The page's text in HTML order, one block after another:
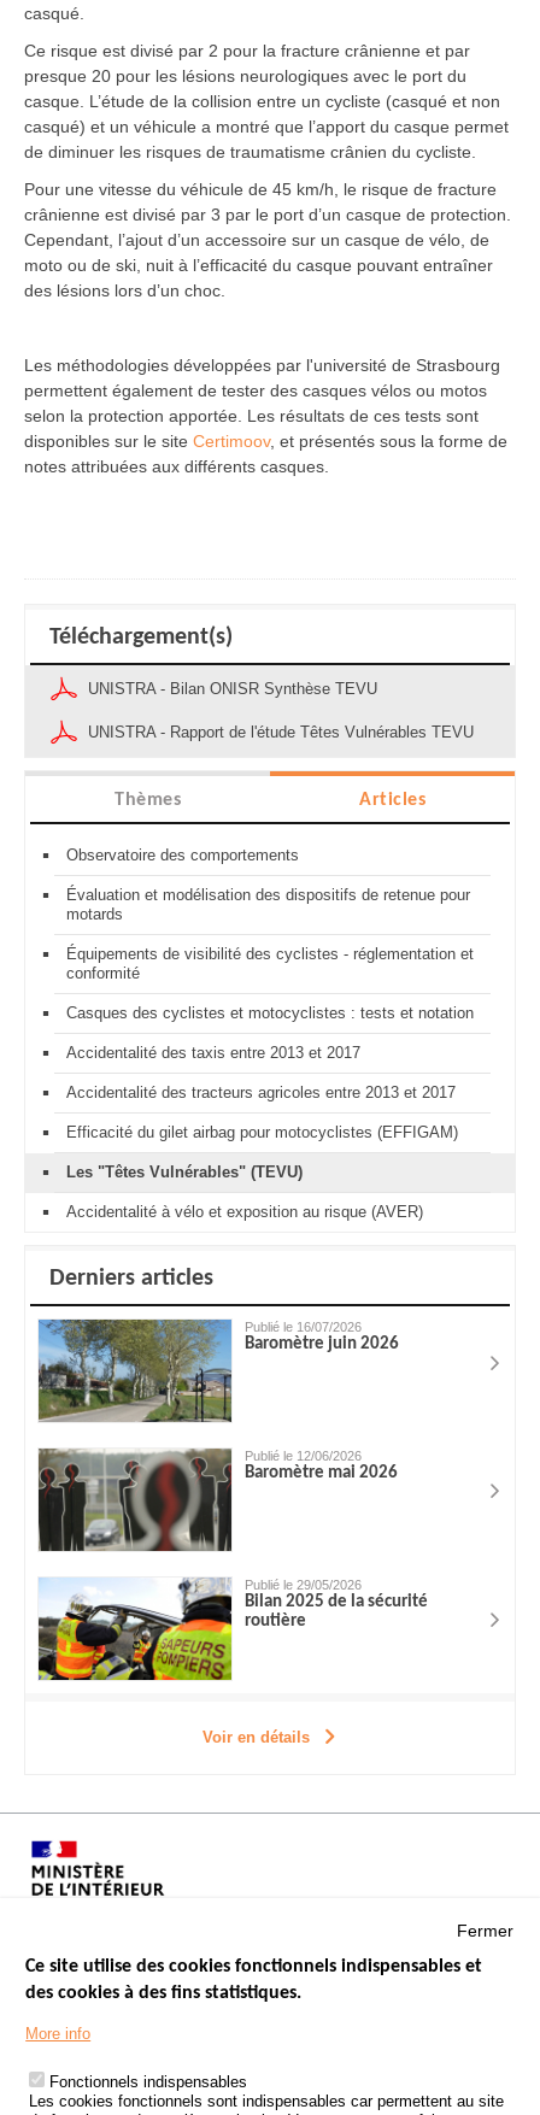
casqué.
Ce risque est divisé par 2 pour la fracture crânienne et par
presque 20 pour les lésions neurologiques avec le port du
casque. L’étude de la collision entre un cycliste (casqué et non
casqué) et un véhicule a montré que l’apport du casque permet
de diminuer les risques de traumatisme crânien du cycliste.
Pour une vitesse du véhicule de 45 km/h, le risque de fracture
crânienne est divisé par 3 par le port d’un casque de protection.
Cependant, l’ajout d’un accessoire sur un casque de vélo, de
moto ou de ski, nuit à l’efficacité du casque pouvant entraîner
des lésions lors d’un choc.
Les méthodologies développées par l'université de Strasbourg
permettent également de tester des casques vélos ou motos
selon la protection apportée. Les résultats de ces tests sont
disponibles sur le site Certimoov, et présentés sous la forme de
notes attribuées aux différents casques.
Téléchargement(s)
UNISTRA - Bilan ONISR Synthèse TEVU
UNISTRA - Rapport de l'étude Têtes Vulnérables TEVU
Thèmes Articles
Observatoire des comportements
Évaluation et modélisation des dispositifs de retenue pour
motards
Équipements de visibilité des cyclistes - réglementation et
conformité
Casques des cyclistes et motocyclistes : tests et notation
Accidentalité des taxis entre 2013 et 2017
Accidentalité des tracteurs agricoles entre 2013 et 2017
Efficacité du gilet airbag pour motocyclistes (EFFIGAM)
Les "Têtes Vulnérables" (TEVU)
Accidentalité à vélo et exposition au risque (AVER)
Derniers articles
Publié le 16/07/2026
Baromètre juin 2026
Publié le 12/06/2026
Baromètre mai 2026
Publié le 29/05/2026
Bilan 2025 de la sécurité
routière
Voir en détails
Menu
Footer
LES SITES PUBLICS
ÉTAT DE L’INSÉCURITÉ ROUTIÈRE
TRAITEMENT DES DONNÉES PERSONNELLES DES ACCIDENTS DE
Fermer
Ce site utilise des cookies fonctionnels indispensables et
des cookies à des fins statistiques.
More info
Fonctionnels indispensables
Les cookies fonctionnels sont indispensables car permettent au site